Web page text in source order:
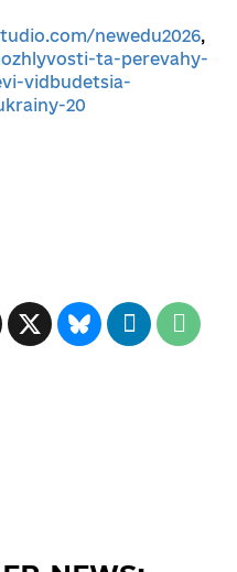
newedu2026,
ta-perevahy-
vidbudetsia-
20